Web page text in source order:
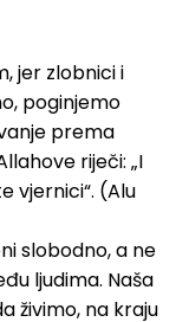
jer zlobnici i
poginjemo
prema
riječi: „I
vjernici“. (Alu
slobodno, a ne
ljudima. Naša
živimo, na kraju